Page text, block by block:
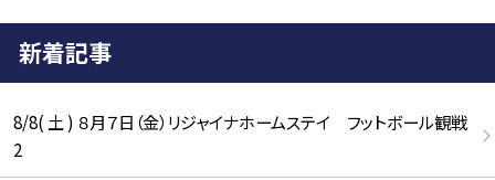
新着記事
8/8( 土 ) ８月７日（金）リジャイナホームステイ フットボール観戦
2